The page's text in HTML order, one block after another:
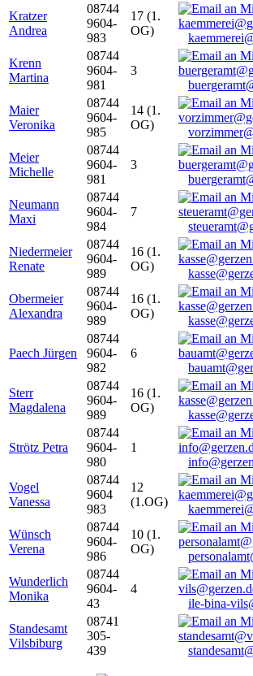
Kratzer
Andrea
08744
9604-
983
17 (1.
OG)
Krenn
Martina
08744
9604-
981
3
Maier
Veronika
08744
9604-
985
14 (1.
OG)
Meier
Michelle
08744
9604-
981
3
Neumann
Maxi
08744
9604-
984
7
Niedermeier
Renate
08744
9604-
989
16 (1.
OG)
Obermeier
Alexandra
08744
9604-
989
16 (1.
OG)
Paech Jürgen
08744
9604-
982
6
Sterr
Magdalena
08744
9604-
989
16 (1.
OG)
Strötz Petra
08744
9604-
980
1
Vogel
Vanessa
08744
9604
983
12
(1.OG)
Wünsch
Verena
08744
9604-
986
10 (1.
OG)
Wunderlich
Monika
08744
9604-
43
4
ile-bina-
Standesamt
Vilsbiburg
08741
305-
439